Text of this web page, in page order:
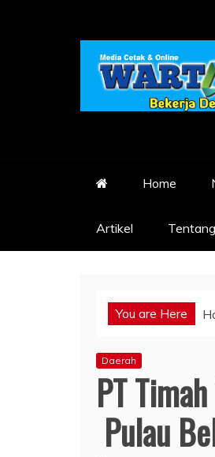
Home
Artikel
You are Here
Daerah
PT
Pulau